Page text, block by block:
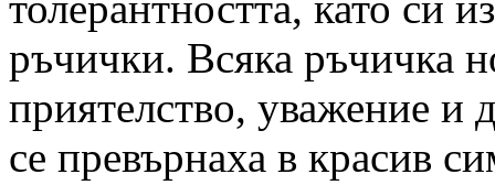
ръчички. Всяка ръчичка
приятелство, уважение и
се превърнаха в красив